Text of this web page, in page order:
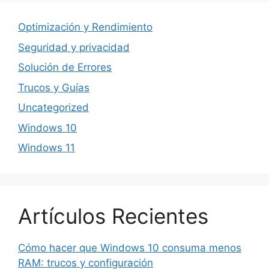
Optimización y Rendimiento
Seguridad y privacidad
Solución de Errores
Trucos y Guías
Uncategorized
Windows 10
Windows 11
Artículos Recientes
Cómo hacer que Windows 10 consuma menos
RAM: trucos y configuración